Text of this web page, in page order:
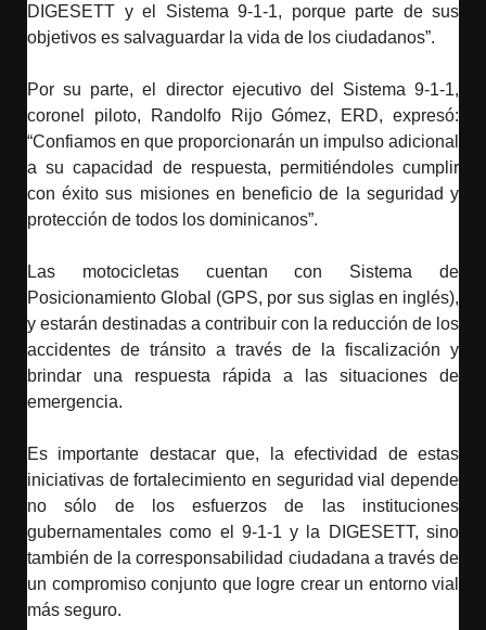
DIGESETT y el Sistema 9-1-1, porque parte de sus
objetivos es salvaguardar la vida de los ciudadanos”.
Por su parte, el director ejecutivo del Sistema 9-1-1,
coronel piloto, Randolfo Rijo Gómez, ERD, expresó:
“Confiamos en que proporcionarán un impulso adicional
a su capacidad de respuesta, permitiéndoles cumplir
con éxito sus misiones en beneficio de la seguridad y
protección de todos los dominicanos”.
Las motocicletas cuentan con Sistema de
Posicionamiento Global (GPS, por sus siglas en inglés),
y estarán destinadas a contribuir con la reducción de los
accidentes de tránsito a través de la fiscalización y
brindar una respuesta rápida a las situaciones de
emergencia.
Es importante destacar que, la efectividad de estas
iniciativas de fortalecimiento en seguridad vial depende
no sólo de los esfuerzos de las instituciones
gubernamentales como el 9-1-1 y la DIGESETT, sino
también de la corresponsabilidad ciudadana a través de
un compromiso conjunto que logre crear un entorno vial
más seguro.